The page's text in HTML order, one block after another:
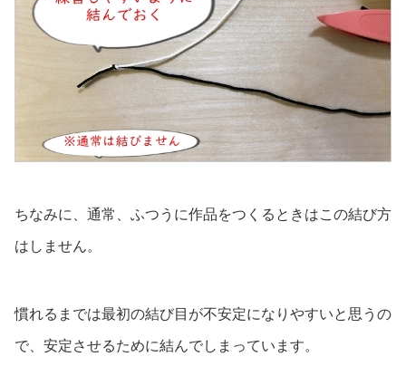
ちなみに、通常、ふつうに作品をつくるときはこの結び方
はしません。
慣れるまでは最初の結び目が不安定になりやすいと思うの
で、安定させるために結んでしまっています。